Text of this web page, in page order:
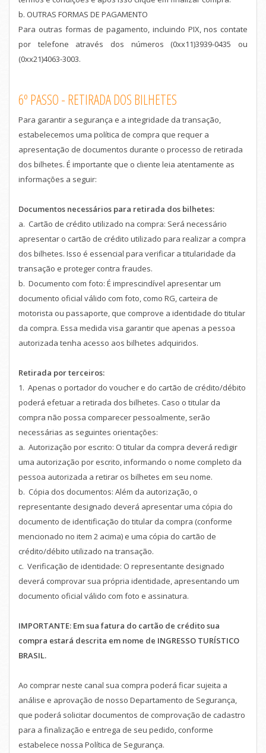
b. OUTRAS FORMAS DE PAGAMENTO
Para outras formas de pagamento, incluindo PIX, nos contate
por telefone através dos números (0xx11)3939-0435 ou
(0xx21)4063-3003.
6º PASSO - RETIRADA DOS BILHETES
Para garantir a segurança e a integridade da transação,
estabelecemos uma política de compra que requer a
apresentação de documentos durante o processo de retirada
dos bilhetes. É importante que o cliente leia atentamente as
informações a seguir:
Documentos necessários para retirada dos bilhetes:
a. Cartão de crédito utilizado na compra: Será necessário
apresentar o cartão de crédito utilizado para realizar a compra
dos bilhetes. Isso é essencial para verificar a titularidade da
transação e proteger contra fraudes.
b. Documento com foto: É imprescindível apresentar um
documento oficial válido com foto, como RG, carteira de
motorista ou passaporte, que comprove a identidade do titular
da compra. Essa medida visa garantir que apenas a pessoa
autorizada tenha acesso aos bilhetes adquiridos.
Retirada por terceiros:
1. Apenas o portador do voucher e do cartão de crédito/débito
poderá efetuar a retirada dos bilhetes. Caso o titular da
compra não possa comparecer pessoalmente, serão
necessárias as seguintes orientações:
a. Autorização por escrito: O titular da compra deverá redigir
uma autorização por escrito, informando o nome completo da
pessoa autorizada a retirar os bilhetes em seu nome.
b. Cópia dos documentos: Além da autorização, o
representante designado deverá apresentar uma cópia do
documento de identificação do titular da compra (conforme
mencionado no item 2 acima) e uma cópia do cartão de
crédito/débito utilizado na transação.
c. Verificação de identidade: O representante designado
deverá comprovar sua própria identidade, apresentando um
documento oficial válido com foto e assinatura.
IMPORTANTE: Em sua fatura do cartão de crédito sua
compra estará descrita em nome de INGRESSO TURÍSTICO
BRASIL.
Ao comprar neste canal sua compra poderá ficar sujeita a
análise e aprovação de nosso Departamento de Segurança,
que poderá solicitar documentos de comprovação de cadastro
para a finalização e entrega de seu pedido, conforme
estabelece nossa Política de Segurança.